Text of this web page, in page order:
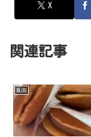
X
関連記事
BLOG